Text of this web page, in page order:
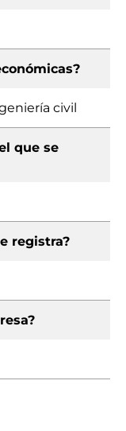
civil
que se
registra?